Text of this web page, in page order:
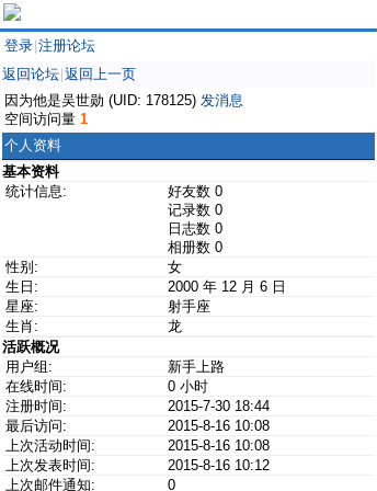
登录 注册论坛
返回论坛 返回上一页
因为他是吴世勋 (UID: 178125) 发消息
空间访问量 1
个人资料
基本资料
统计信息:
好友数 0
记录数 0
日志数 0
相册数 0
性别:
女
生日:
2000 年 12 月 6 日
星座:
射手座
生肖:
龙
活跃概况
用户组:
新手上路
在线时间:
0 小时
注册时间:
2015-7-30 18:44
最后访问:
2015-8-16 10:08
上次活动时间:
2015-8-16 10:08
上次发表时间:
2015-8-16 10:12
上次邮件通知:
0